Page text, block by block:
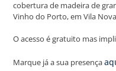
cobertura de madeira de
Vinho do Porto, em Vila
O acesso é gratuito mas
Marque já a sua presença